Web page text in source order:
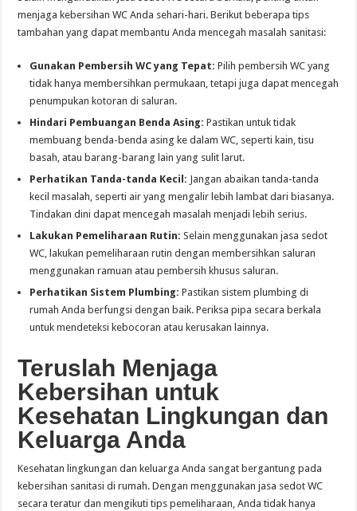
menjaga kebersihan WC Anda sehari-hari. Berikut beberapa tips
tambahan yang dapat membantu Anda mencegah masalah sanitasi:
Gunakan Pembersih WC yang Tepat: Pilih pembersih WC yang
tidak hanya membersihkan permukaan, tetapi juga dapat mencegah
penumpukan kotoran di saluran.
Hindari Pembuangan Benda Asing: Pastikan untuk tidak
membuang benda-benda asing ke dalam WC, seperti kain, tisu
basah, atau barang-barang lain yang sulit larut.
Perhatikan Tanda-tanda Kecil: Jangan abaikan tanda-tanda
kecil masalah, seperti air yang mengalir lebih lambat dari biasanya.
Tindakan dini dapat mencegah masalah menjadi lebih serius.
Lakukan Pemeliharaan Rutin: Selain menggunakan jasa sedot
WC, lakukan pemeliharaan rutin dengan membersihkan saluran
menggunakan ramuan atau pembersih khusus saluran.
Perhatikan Sistem Plumbing: Pastikan sistem plumbing di
rumah Anda berfungsi dengan baik. Periksa pipa secara berkala
untuk mendeteksi kebocoran atau kerusakan lainnya.
Teruslah Menjaga
Kebersihan untuk
Kesehatan Lingkungan dan
Keluarga Anda
Kesehatan lingkungan dan keluarga Anda sangat bergantung pada
kebersihan sanitasi di rumah. Dengan menggunakan jasa sedot WC
secara teratur dan mengikuti tips pemeliharaan, Anda tidak hanya